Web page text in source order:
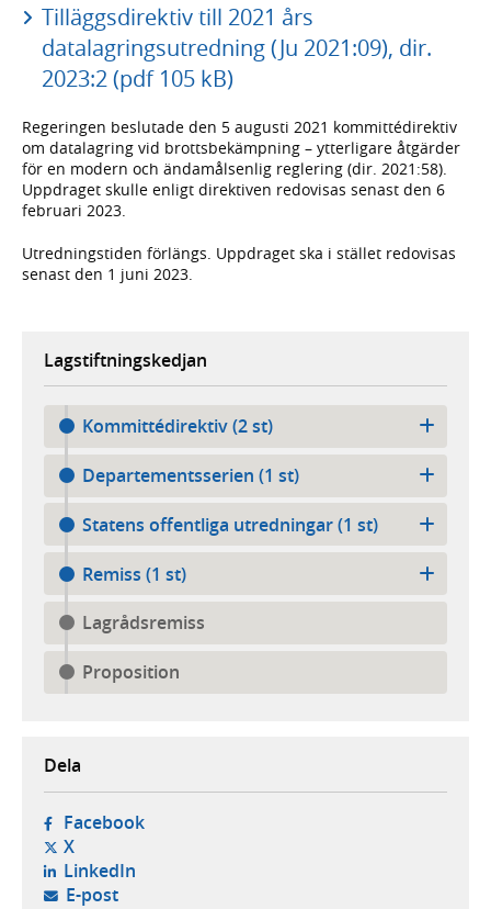
Tilläggsdirektiv till 2021 års
datalagringsutredning (Ju 2021:09), dir.
2023:2 (pdf 105 kB)
Regeringen beslutade den 5 augusti 2021 kommitté­direktiv
om data­lagring vid brotts­bekämp­ning – ytter­ligare åtgärder
för en modern och ända­måls­enlig reglering (dir. 2021:58).
Upp­draget skulle enligt direktiven redo­visas senast den 6
februari 2023.
Utrednings­tiden förlängs. Uppdraget ska i stället redo­visas
senast den 1 juni 2023.
Lagstiftningskedjan
Kommittédirektiv (2 st)
Departementsserien (1 st)
Statens offentliga utredningar (1 st)
Remiss (1 st)
Lagrådsremiss
Proposition
Dela
Facebook- öppnas i ny flik, extern webbplats,
X- öppnas i ny flik, extern webbplats,
LinkedIn- öppnas i ny flik, extern webbplats,
E-post- öppnar din e-postklient,